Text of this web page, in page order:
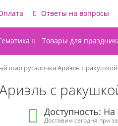
Ответы на вопросы
Товары для
шар русалочка Ариэль с ракушкой
с
Доступность: На
Доставим сегодня при